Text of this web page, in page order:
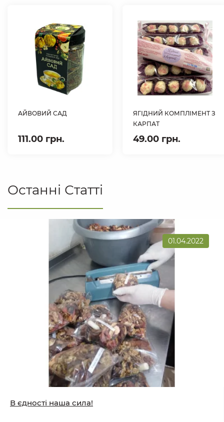
АЙВОВИЙ САД
111.00 грн.
ЯГІДНИЙ КОМПЛІМЕНТ З
КАРПАТ
49.00 грн.
Останні Статті
01.04.2022
В єдності наша сила!